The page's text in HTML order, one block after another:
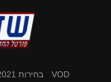
VOD בחירות 2021